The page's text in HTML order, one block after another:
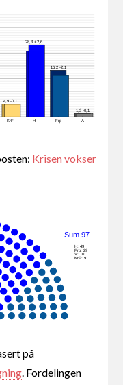
4,9 -0,1
28,3 +2,6
16,2 -2,1
1,3 -0,1
KrF H Frp A
Krisen vokser
Sum 97
H: 49
Frp: 29
V: 10
KrF: 9
på
. Fordelingen